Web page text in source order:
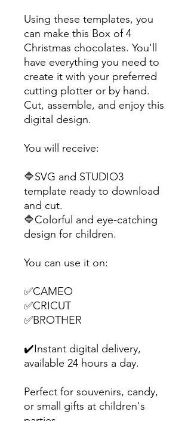
Using these templates, you
can make this Box of 4
Christmas chocolates. You'll
have everything you need to
create it with your preferred
cutting plotter or by hand.
Cut, assemble, and enjoy this
digital design.
You will receive:
🔷SVG and STUDIO3
template ready to download
and cut.
🔷Colorful and eye-catching
design for children.
You can use it on:
✅CAMEO
✅CRICUT
✅BROTHER
✔️Instant digital delivery,
available 24 hours a day.
Perfect for souvenirs, candy,
or small gifts at children's